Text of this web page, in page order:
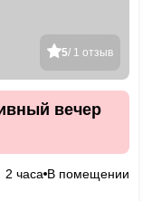
5/ 1 отзыв
вечер
2 часа В помещении